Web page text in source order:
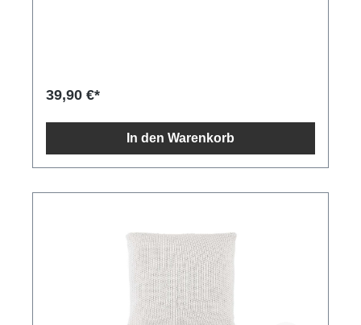
39,90 €*
In den Warenkorb